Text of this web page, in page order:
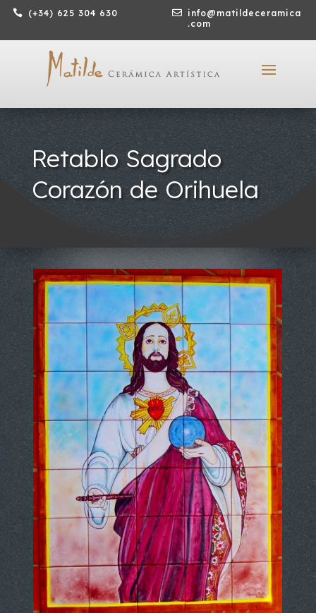
 (+34) 625 304 630 
info@matildeceramica
.com
Retablo Sagrado
Corazón de Orihuela